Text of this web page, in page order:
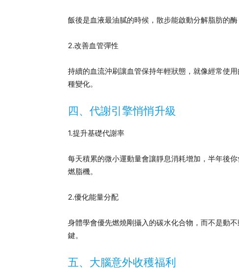
飯後是血液最油膩的時候，散步能啟動分解脂肪的
2.改善血管彈性
持續的血流沖刷讓血管保持年輕狀態，就像經常使
種變化。
四、代謝引擎悄悄升級
1.提升基礎代謝率
每天積累的微小運動量會讓靜息消耗增加，半年後
燃脂機。
2.優化能量分配
身體學會優先燃燒剛攝入的碳水化合物，而不是動
鍵。
五、大腦意外收穫福利